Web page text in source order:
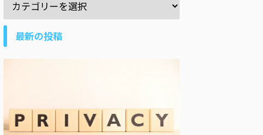
最新の投稿